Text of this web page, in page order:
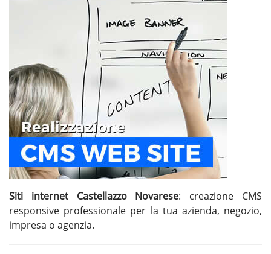
Siti internet Castellazzo Novarese: creazione CMS
responsive professionale per la tua azienda, negozio,
impresa o agenzia.